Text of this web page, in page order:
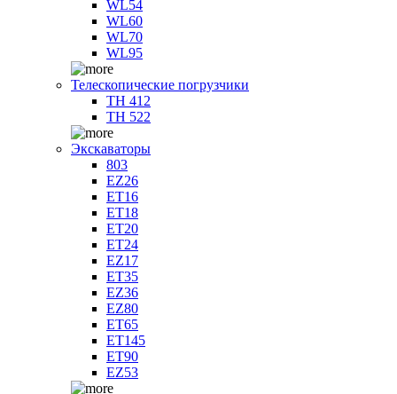
WL54
WL60
WL70
WL95
Телескопические погрузчики
TH 412
TH 522
Экскаваторы
803
EZ26
ET16
ET18
ET20
ET24
EZ17
ET35
EZ36
EZ80
ET65
ET145
ET90
EZ53